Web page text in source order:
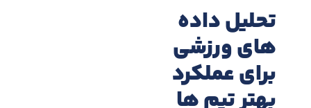
تحلیل داده
های ورزشی
برای عملکرد